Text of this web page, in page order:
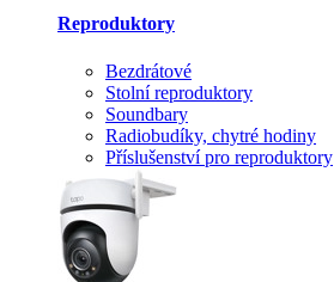
Reproduktory
Bezdrátové
Stolní reproduktory
Soundbary
Radiobudíky, chytré hodiny
Příslušenství pro reproduktory